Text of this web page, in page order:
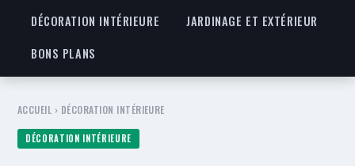
DÉCORATION INTÉRIEURE
JARDINAGE ET EXTÉRIEUR
BONS PLANS
ACCUEIL › DÉCORATION INTÉRIEURE
DÉCORATION INTÉRIEURE